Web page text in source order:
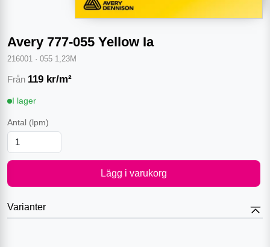
Avery 777-055 Yellow Ia
216001 · 055 1,23M
Från 119 kr/m²
I lager
Antal (lpm)
Lägg i varukorg
Varianter